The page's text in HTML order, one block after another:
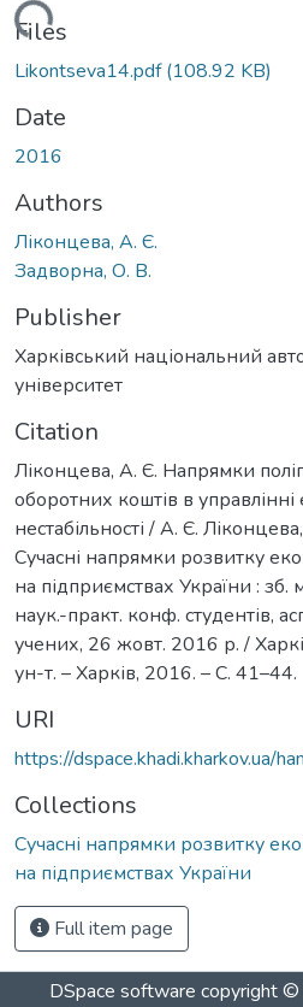
Loading...
Files
Likontseva14.pdf(108.92 KB)
Date
2016
Authors
Ліконцева, А. Є.
Задворна, О. В.
Publisher
Харківський національний
університет
Citation
Ліконцева, А. Є. Напрямки
оборотних коштів в
нестабільності / А. Є.
Сучасні напрямки розвитку
на підприємствах України : зб.
наук.-практ. конф. студентів,
учених, 26 жовт. 2016 р. /
ун-т. – Харків, 2016. – С. 41–44.
URI
https://dspace.khadi.kharkov.ua/
Collections
Сучасні напрямки розвитку
на підприємствах України
Full item page
DSpace software copyright